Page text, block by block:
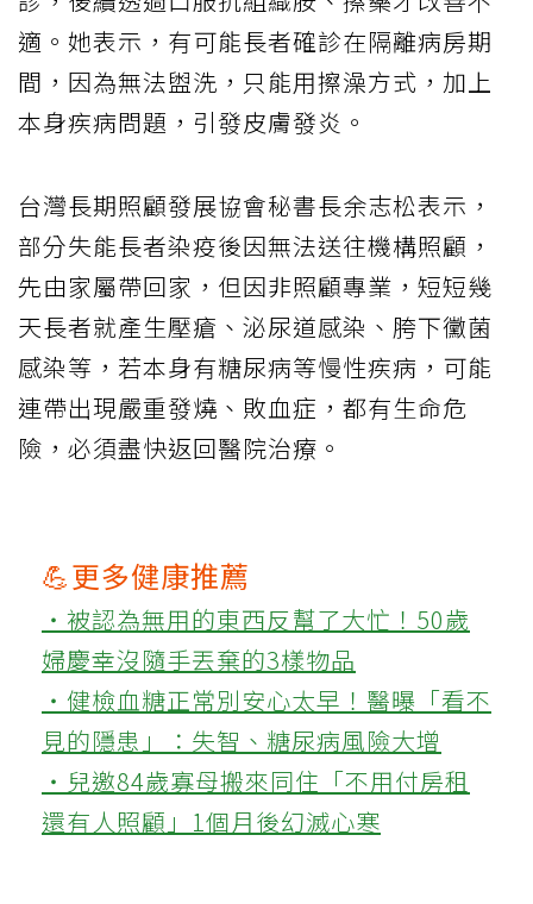
適。她表示，有可能長者確診在隔離病房期
間，因為無法盥洗，只能用擦澡方式，加上
本身疾病問題，引發皮膚發炎。
台灣長期照顧發展協會秘書長余志松表示，
部分失能長者染疫後因無法送往機構照顧，
先由家屬帶回家，但因非照顧專業，短短幾
天長者就產生壓瘡、泌尿道感染、胯下黴菌
感染等，若本身有糖尿病等慢性疾病，可能
連帶出現嚴重發燒、敗血症，都有生命危
險，必須盡快返回醫院治療。
💪更多健康推薦
‧被認為無用的東西反幫了大忙！50歲
婦慶幸沒隨手丟棄的3樣物品
‧健檢血糖正常別安心太早！醫曝「看不
見的隱患」：失智、糖尿病風險大增
‧兒邀84歲寡母搬來同住「不用付房租
還有人照顧」1個月後幻滅心寒